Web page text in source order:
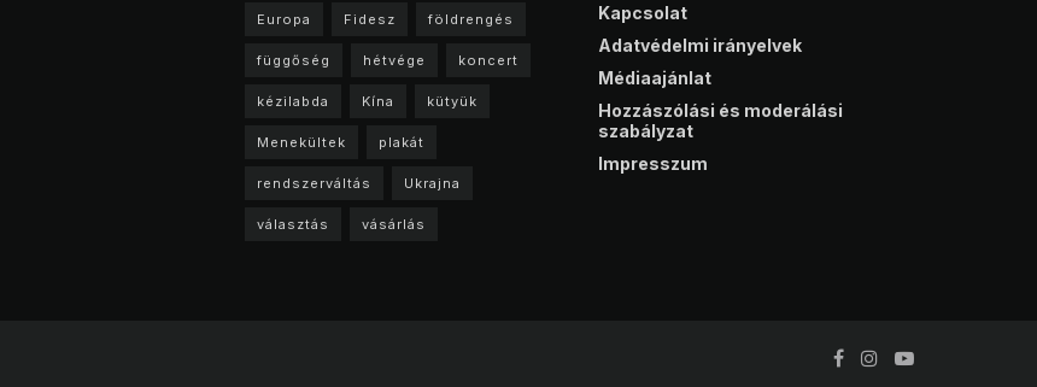
Europa Fidesz földrengés
függőség hétvége koncert
kézilabda Kína kütyük
Menekültek plakát
rendszerváltás Ukrajna
választás vásárlás
Kapcsolat
Adatvédelmi irányelvek
Médiaajánlat
Hozzászólási és moderálási
szabályzat
Impresszum